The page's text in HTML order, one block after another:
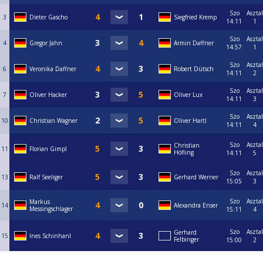
3 Dieter Gascho Siegfried Kremp
Szo
14:11
Asztal
1
4 Gregor Jahn Armin Daffner
Szo
14:57
Asztal
1
6 Veronika Daffner Robert Dütsch
Szo
14:11
Asztal
2
7 Oliver Hacker Oliver Lux
Szo
14:11
Asztal
3
10 Christian Wagner Oliver Hartl
Szo
14:11
Asztal
4
11 Florian Gimpl
Christian
Höfling
Szo
14:11
Asztal
5
13 Ralf Seeliger Gerhard Werner
Szo
15:05
Asztal
3
14
Markus
Messingschlager
Alexandra Enser
Szo
15:11
Asztal
4
15 Ines Schinhanl
Gerhard
Felbinger
Szo
15:00
Asztal
2